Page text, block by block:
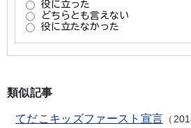
類似記事
てだこキッズファースト宣言